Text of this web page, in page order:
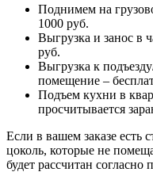
Поднимем на
1000 руб.
Выгрузка и занос в
руб.
Выгрузка к
помещение –
Подъем кухни в
просчитывается
Если в вашем заказе есть
цоколь, которые не
будет рассчитан согласно